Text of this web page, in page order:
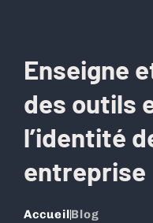
Enseigne
des outils
l’identité
entreprise
AccueilBlog